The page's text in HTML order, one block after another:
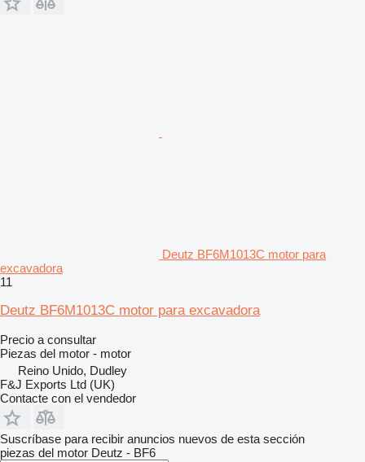
Deutz BF6M1013C motor para
excavadora
11
Deutz BF6M1013C motor para excavadora
Precio a consultar
Piezas del motor - motor
Reino Unido, Dudley
F&J Exports Ltd (UK)
Contacte con el vendedor
Suscríbase para recibir anuncios nuevos de esta sección
piezas del motor Deutz - BF6